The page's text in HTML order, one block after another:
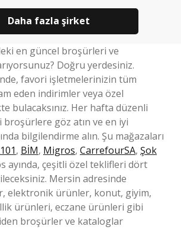
Daha fazla şirket
en güncel broşürleri ve
Doğru yerdesiniz.
favori işletmelerinizin tüm
eden indirimler veya özel
bulacaksınız. Her hafta düzenli
broşürlere göz atın ve en iyi
bilgilendirme alın. Şu mağazaları
, BİM, Migros, CarrefourSA, Şok
ayında, çeşitli özel teklifleri dört
Mersin adresinde
elektronik ürünler, konut, giyim,
ürünleri, eczane ürünleri gibi
broşürler ve kataloglar